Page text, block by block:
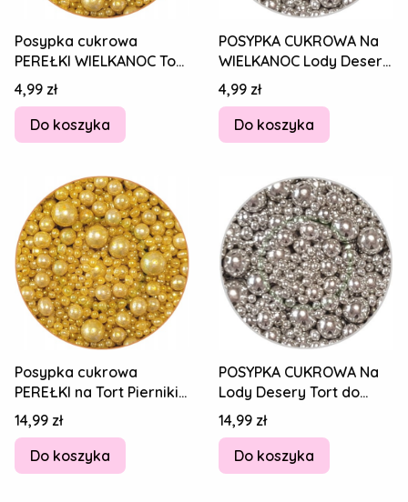
Posypka cukrowa
PEREŁKI WIELKANOC Tort
Pierniki Desery Kulki
Złoty MIX 20g
Cena
4,99 zł
Do koszyka
POSYPKA CUKROWA Na
WIELKANOC Lody Desery
Tort PEREŁKI Kulki
Srebrny MIX 20g
Cena
4,99 zł
Do koszyka
Posypka cukrowa
PEREŁKI na Tort Pierniki
Lody Desery Kulki Złoty
MIX 100g
Cena
14,99 zł
Do koszyka
POSYPKA CUKROWA Na
Lody Desery Tort do
Lodów PEREŁKI Kulki
Srebrny MIX 100g
Cena
14,99 zł
Do koszyka